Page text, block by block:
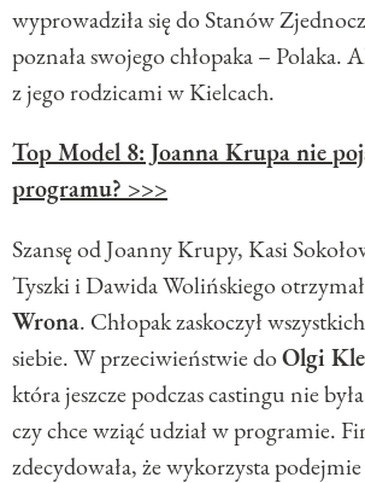
wyprowadziła się do Stanów
poznała swojego chłopaka – Polaka.
z jego rodzicami w Kielcach.
Top Model 8: Joanna Krupa nie
programu? >>>
Szansę od Joanny Krupy, Kasi
Tyszki i Dawida Wolińskiego
Wrona. Chłopak zaskoczył
siebie. W przeciwieństwie doOlgi
która jeszcze podczas castingu nie
czy chce wziąć udział w programie.
zdecydowała, że wykorzysta